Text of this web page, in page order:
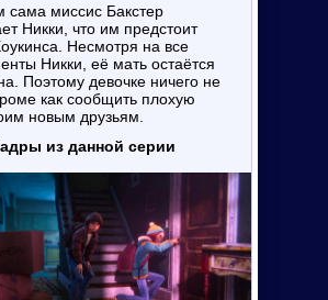
Никки, что им предстоит
Несмотря на все
Никки, её мать остаётся
Поэтому девочке ничего не
как сообщить плохую
новым друзьям.
из данной серии